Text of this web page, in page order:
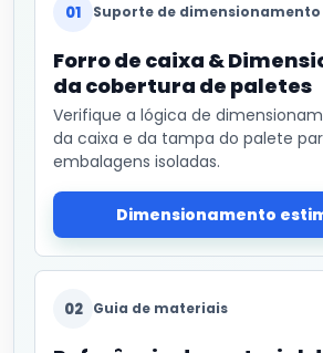
01 Suporte de dimensionamento
Forro de caixa &
da cobertura de paletes
Verifique a lógica de
da caixa e da tampa do palete
embalagens isoladas.
Dimensionamento
02 Guia de materiais